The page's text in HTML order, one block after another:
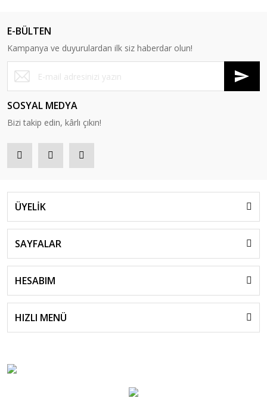
E-BÜLTEN
Kampanya ve duyurulardan ilk siz haberdar olun!
SOSYAL MEDYA
Bizi takip edin, kârlı çıkın!
ÜYELİK
SAYFALAR
HESABIM
HIZLI MENÜ